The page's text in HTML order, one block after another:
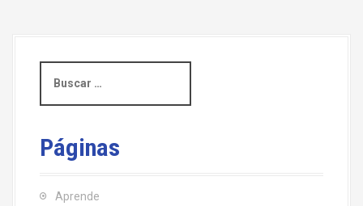
s
a
rPáginas
Aprende